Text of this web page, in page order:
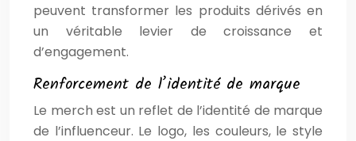
peuvent transformer les produits dérivés en
un véritable levier de croissance et
d’engagement.
Renforcement de l’identité de marque
Le merch est un reflet de l’identité de marque
de l’influenceur. Le logo, les couleurs, le style